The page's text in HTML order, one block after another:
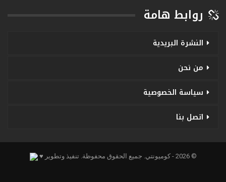
روابط هامة
النشرة البريدية
من نحن
سياسة الخصوصية
اتصل بنا
© 2026 - كوميونتي. جميع الحقوق محفوظة. تنفيذ وتطوير ♥